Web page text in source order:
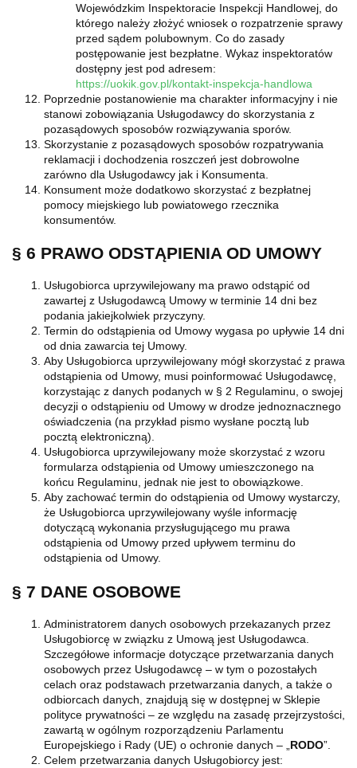
Wojewódzkim Inspektoracie Inspekcji Handlowej, do
którego należy złożyć wniosek o rozpatrzenie sprawy
przed sądem polubownym. Co do zasady
postępowanie jest bezpłatne. Wykaz inspektoratów
dostępny jest pod adresem:
https://uokik.gov.pl/kontakt-inspekcja-handlowa
Poprzednie postanowienie ma charakter informacyjny i nie
stanowi zobowiązania Usługodawcy do skorzystania z
pozasądowych sposobów rozwiązywania sporów.
Skorzystanie z pozasądowych sposobów rozpatrywania
reklamacji i dochodzenia roszczeń jest dobrowolne
zarówno dla Usługodawcy jak i Konsumenta.
Konsument może dodatkowo skorzystać z bezpłatnej
pomocy miejskiego lub powiatowego rzecznika
konsumentów.
§ 6 PRAWO ODSTĄPIENIA OD UMOWY
Usługobiorca uprzywilejowany ma prawo odstąpić od
zawartej z Usługodawcą Umowy w terminie 14 dni bez
podania jakiejkolwiek przyczyny.
Termin do odstąpienia od Umowy wygasa po upływie 14 dni
od dnia zawarcia tej Umowy.
Aby Usługobiorca uprzywilejowany mógł skorzystać z prawa
odstąpienia od Umowy, musi poinformować Usługodawcę,
korzystając z danych podanych w § 2 Regulaminu, o swojej
decyzji o odstąpieniu od Umowy w drodze jednoznacznego
oświadczenia (na przykład pismo wysłane pocztą lub
pocztą elektroniczną).
Usługobiorca uprzywilejowany może skorzystać z wzoru
formularza odstąpienia od Umowy umieszczonego na
końcu Regulaminu, jednak nie jest to obowiązkowe.
Aby zachować termin do odstąpienia od Umowy wystarczy,
że Usługobiorca uprzywilejowany wyśle informację
dotyczącą wykonania przysługującego mu prawa
odstąpienia od Umowy przed upływem terminu do
odstąpienia od Umowy.
§ 7 DANE OSOBOWE
Administratorem danych osobowych przekazanych przez
Usługobiorcę w związku z Umową jest Usługodawca.
Szczegółowe informacje dotyczące przetwarzania danych
osobowych przez Usługodawcę – w tym o pozostałych
celach oraz podstawach przetwarzania danych, a także o
odbiorcach danych, znajdują się w dostępnej w Sklepie
polityce prywatności – ze względu na zasadę przejrzystości,
zawartą w ogólnym rozporządzeniu Parlamentu
Europejskiego i Rady (UE) o ochronie danych – „RODO”.
Celem przetwarzania danych Usługobiorcy jest: